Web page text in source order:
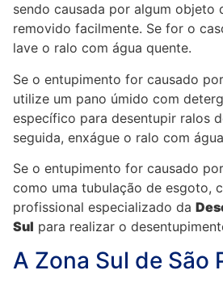
sendo causada por algum objeto
removido facilmente. Se for o
lave o ralo com água quente.
Se o entupimento for causado
utilize um pano úmido com
específico para desentupir ralos
seguida, enxágue o ralo com
Se o entupimento for causado
como uma tubulação de esgoto,
profissional especializado da
Sul para realizar o
A Zona Sul de São